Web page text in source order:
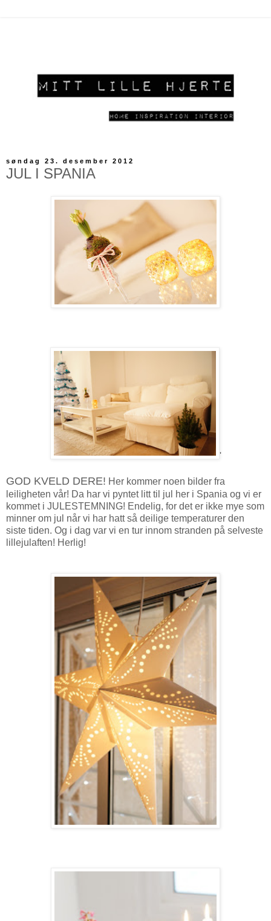
søndag 23. desember 2012
JUL I SPANIA
'
GOD KVELD DERE! Her kommer noen bilder fra
leiligheten vår! Da har vi pyntet litt til jul her i Spania og vi er
kommet i JULESTEMNING! Endelig, for det er ikke mye som
minner om jul når vi har hatt så deilige temperaturer den
siste tiden. Og i dag var vi en tur innom stranden på selveste
lillejulaften! Herlig!